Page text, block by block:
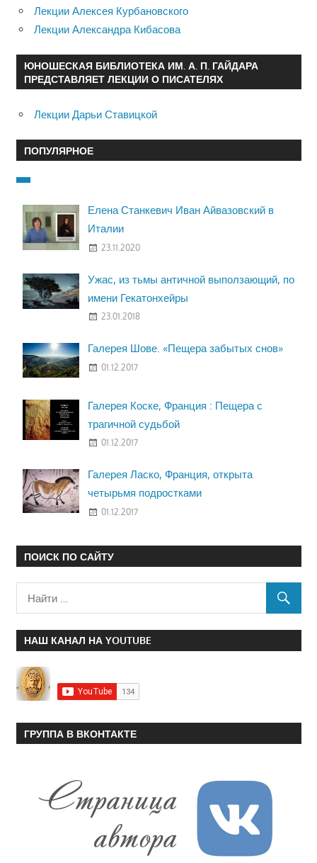
Лекции Алексея Курбановского
Лекции Александра Кибасова
ЮНОШЕСКАЯ БИБЛИОТЕКА ИМ. А. П. ГАЙДАРА
ПРЕДСТАВЛЯЕТ ЛЕКЦИИ О ПИСАТЕЛЯХ
Лекции Дарьи Ставицкой
ПОПУЛЯРНОЕ
Елена Станкевич Иван Айвазовский в
Италии
23.11.2020
Ужас, из тьмы античной выползающий, по
имени Гекатонхейры
23.01.2018
Галерея Шове. «Пещера забытых снов»
01.12.2017
Галерея Коске, Франция : Пещера с
трагичной судьбой
01.12.2017
Галерея Ласко, Франция, открыта
четырьмя подростками
01.12.2017
ПОИСК ПО САЙТУ
НАШ КАНАЛ НА YOUTUBE
ГРУППА В ВКОНТАКТЕ